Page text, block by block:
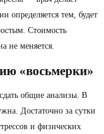
определяется тем, будет
Стоимость
не меняется.
«восьмерки»
общие анализы. В
Достаточно за сутки
и физических